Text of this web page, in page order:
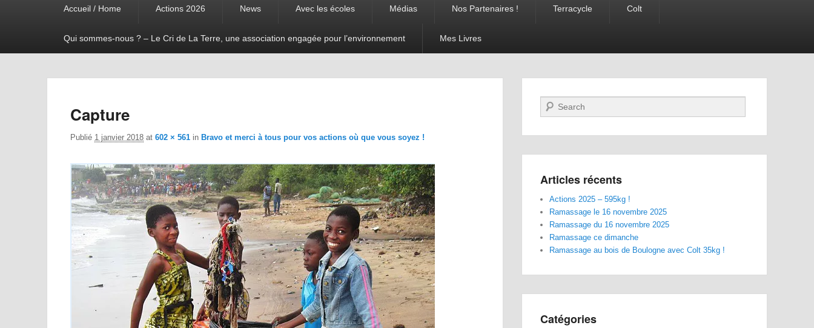
Accueil / Home Actions 2026 News Avec les écoles Médias Nos Partenaires ! Terracycle Colt
Qui sommes-nous ? – Le Cri de La Terre, une association engagée pour l’environnement Mes Livres
Capture
Publié 1 janvier 2018 at 602 × 561 in Bravo et merci à tous pour vos actions où que vous soyez !
Recherche
Articles récents
Actions 2025 – 595kg !
Ramassage le 16 novembre 2025
Ramassage du 16 novembre 2025
Ramassage ce dimanche
Ramassage au bois de Boulogne avec Colt 35kg !
Catégories